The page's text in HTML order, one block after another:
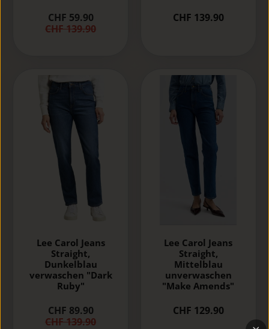
CHF 59.90
CHF 139.90
CHF 139.90
Lee Carol Jeans
Straight,
Dunkelblau
verwaschen "Dark
Ruby"
CHF 89.90
CHF 139.90
Lee Carol Jeans
Straight,
Mittelblau
unverwaschen
"Make Amends"
CHF 129.90